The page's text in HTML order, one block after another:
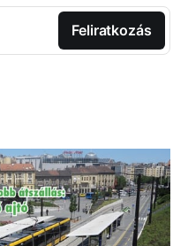
Feliratkozás